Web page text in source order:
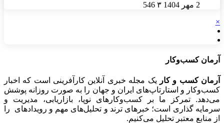
2 مهر 1404 ۳ 546
×
آرمان کسب‌وکار
آرمان کسب و کار
یک مجله خبری آنلاین کارآفرینی است که اخبار
کسب‌وکار و استارتاپ‌های ایران و جهان را به صورت روزانه پوشش
می‌دهد. تمرکز ما بر کسب‌وکارهای نوپا، بازاریابی، مدیریت و
سرمایه گذاری است؛ خبرهای ترند و تحلیل‌های مهم و رویدادهای را
از منابع معتبر تحلیل می‌کنیم.